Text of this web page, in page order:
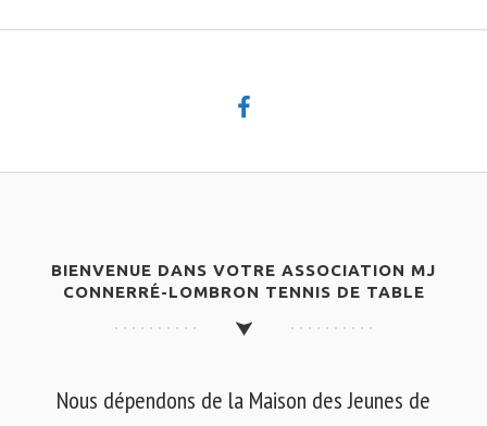
BIENVENUE DANS VOTRE ASSOCIATION MJ
CONNERRÉ-LOMBRON TENNIS DE TABLE
Nous dépendons de la Maison des Jeunes de